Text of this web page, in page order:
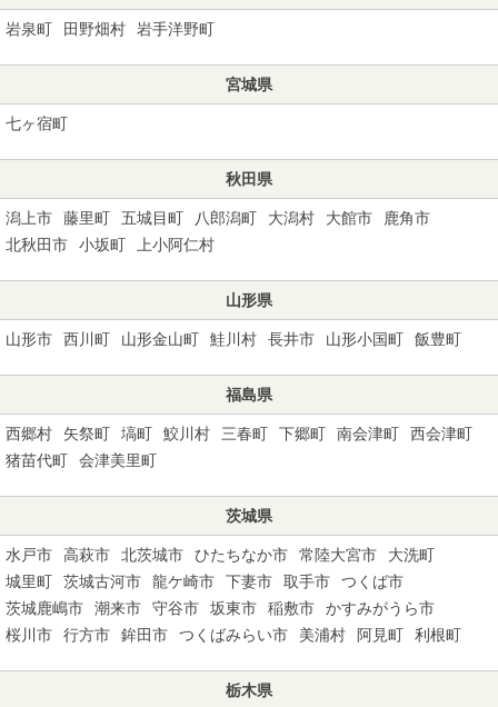
岩泉町 田野畑村 岩手洋野町
宮城県
七ヶ宿町
秋田県
潟上市 藤里町 五城目町 八郎潟町 大潟村 大館市
鹿角市
北秋田市
小坂町 上小阿仁村
山形県
山形市 西川町 山形金山町 鮭川村 長井市 山形小国町 飯豊町
福島県
西郷村 矢祭町 塙町 鮫川村 三春町 下郷町 南会津町
西会津町
猪苗代町
会津美里町
茨城県
水戸市 高萩市 北茨城市 ひたちなか市 常陸大宮市
大洗町
城里町
茨城古河市 龍ケ崎市 下妻市 取手市
つくば市
茨城鹿嶋市
潮来市 守谷市 坂東市 稲敷市
かすみがうら市
桜川市
行方市 鉾田市 つくばみらい市 美浦村 阿見町 利根町
栃木県